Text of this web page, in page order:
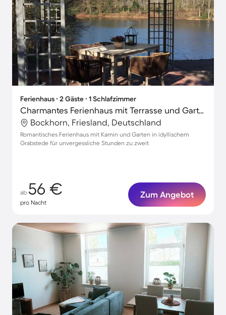
Ferienhaus ∙ 2 Gäste ∙ 1 Schlafzimmer
Charmantes Ferienhaus mit Terrasse und Garten
Bockhorn, Friesland, Deutschland
Romantisches Ferienhaus mit Kamin und Garten in idyllischem
Grabstede für unvergessliche Stunden zu zweit
ab 56 €
pro Nacht
Zum Angebot